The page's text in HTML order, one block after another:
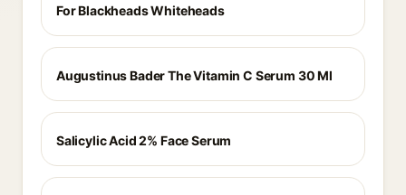
For Blackheads Whiteheads
Augustinus Bader The Vitamin C Serum 30 Ml
Salicylic Acid 2% Face Serum